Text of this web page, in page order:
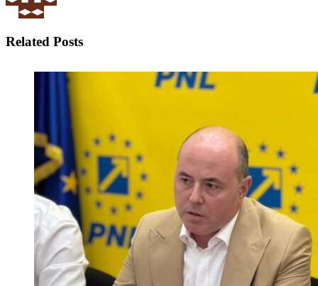
Related Posts